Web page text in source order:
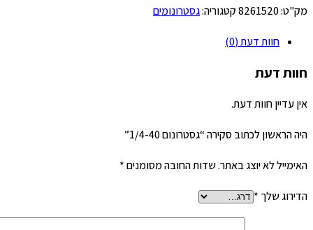
מק"ט:8261520קטגוריה:גסטרונומים
חוות דעת (0)
חוות דעת
אין עדיין חוות דעת.
היה הראשון לכתוב סקירה “גסטרונום 1/4-40”
האימייל לא יוצג באתר.שדות החובה מסומנים*
הדירוג שלך*